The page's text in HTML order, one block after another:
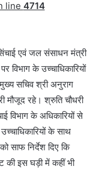
line 4714
एवं जल संसाधन मंत्री
विभाग के उच्चाधिकारियों
सचिव श्री अनुराग
मौजूद रहे। श्रुति चौधरी
विभाग के अधिकारियों से
के साथ
साफ निर्देश दिए कि
की इस घड़ी में कहीं भी